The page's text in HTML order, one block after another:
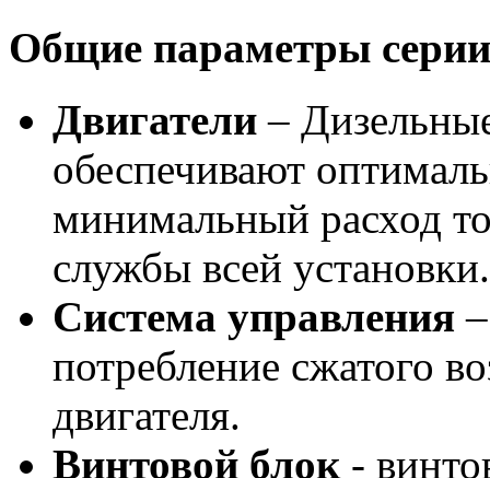
Общие параметры
Двигатели –
обеспечивают
минимальный расход
службы всей установки.
Cистема управления
потребление сжатого
двигателя.
Винтовой блок-